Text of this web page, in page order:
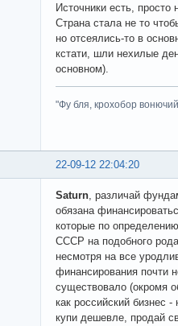
Источники есть, просто
Страна стала не то
но отсеялись-то в
кстати, шли нехилые
основном).
"Фу бля, крохобор
22-09-12 22:04:20
Saturn, различай
обязана
которые по
СССР на подобного
несмотря на все
финансирования почти
существовало (окромя
как российский бизнес
купи дешевле, продай